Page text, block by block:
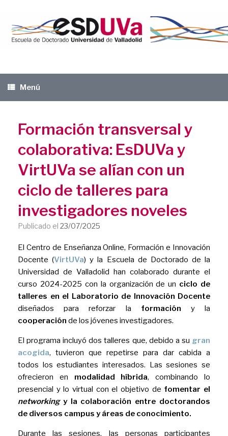
contenido
Menú
Formación transversal y
colaborativa: EsDUVa y
VirtUVa se alían con un
ciclo de talleres para
investigadores noveles
Publicado el 23/07/2025
El Centro de Enseñanza Online, Formación e Innovación
Docente (VirtUVa) y la Escuela de Doctorado de la
Universidad de Valladolid han colaborado durante el
curso 2024-2025 con la organización de un ciclo de
talleres en el Laboratorio de Innovación Docente
diseñados para reforzar la formación y la
cooperación de los jóvenes investigadores.
El programa incluyó dos talleres que, debido a su gran
acogida, tuvieron que repetirse para dar cabida a
todos los estudiantes interesados. Las sesiones se
ofrecieron en modalidad híbrida, combinando lo
presencial y lo virtual con el objetivo de fomentar el
networkingy la colaboración entre doctorandos
de diversos campus y áreas de conocimiento.
Durante las sesiones, las personas participantes